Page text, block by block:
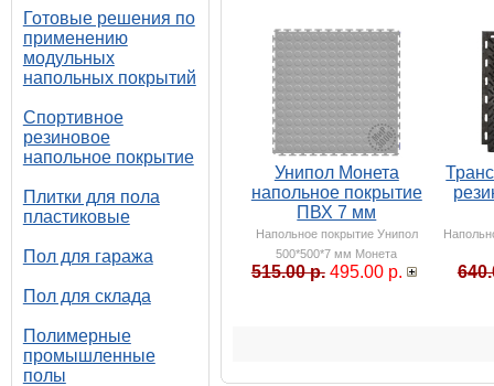
Готовые решения по
применению
модульных
напольных покрытий
Спортивное
резиновое
напольное покрытие
Плитки для пола
пластиковые
Пол для гаража
Пол для склада
Полимерные
промышленные
полы
Унипол Монета
напольное покрытие
ПВХ 7 мм
Напольное покрытие Унипол
500*500*7 мм Монета
515.00 р. 495.00 р.